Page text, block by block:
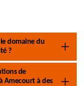
domaine du
?
de
Amecourt à des